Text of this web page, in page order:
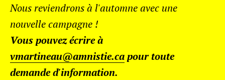
Nous reviendrons à l'automne avec une
nouvelle campagne !
Vous pouvez écrire à
vmartineau@amnistie.capour toute
demande d'information.